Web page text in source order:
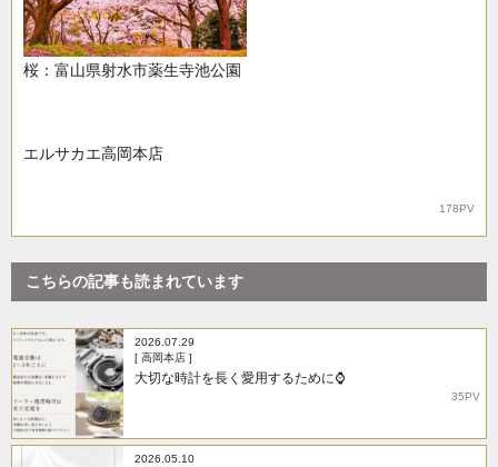
桜：富山県射水市薬生寺池公園
エルサカエ高岡本店
178PV
こちらの記事も読まれています
2026.07.29
[ 高岡本店 ]
大切な時計を長く愛用するために⌚
35PV
2026.05.10